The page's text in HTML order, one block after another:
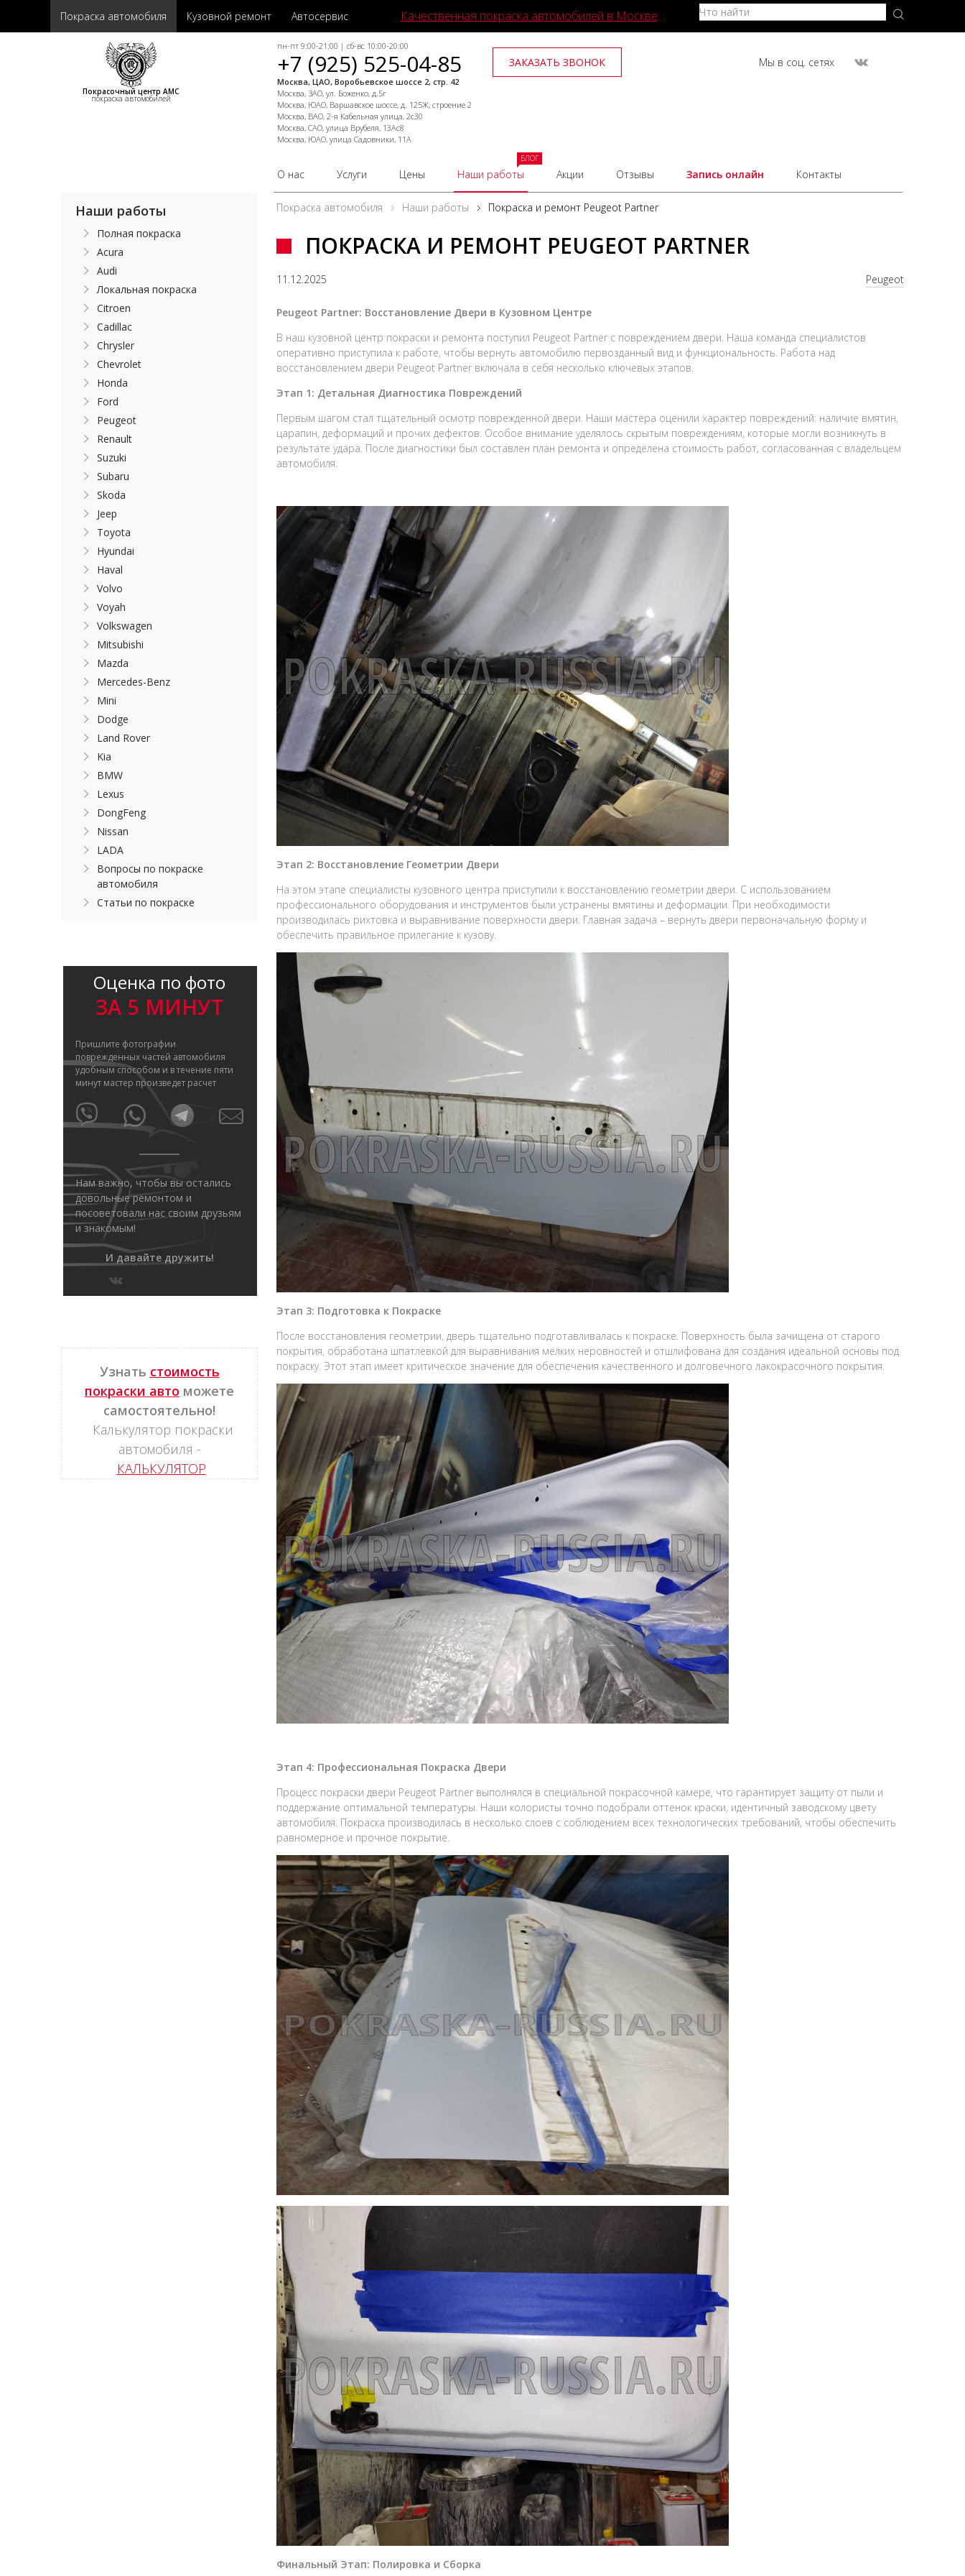
Покраска автомобиля Кузовной ремонт Автосервис Качественная покраска автомобилей в Москве
Покрасочный центр АМС
покраска автомобилей
пн-пт 9:00-21:00 | сб-вс 10:00-20:00
+7 (925) 525-04-85
Москва, ЦАО, Воробьевское шоссе 2, стр. 42
Москва, ЗАО, ул. Боженко, д.5г
Москва, ЮАО, Варшавское шоссе, д. 125Ж, строение 2
Москва, ВАО, 2-я Кабельная улица, 2с30
Москва, САО, улица Врубеля, 13Ас8
Москва, ЮАО, улица Садовники, 11А
ЗАКАЗАТЬ ЗВОНОК Мы в соц. сетях
О нас Услуги Цены Наши работы
БЛОГ
Акции Отзывы Запись онлайн Контакты
Покраска автомобиля Наши работы Покраска и ремонт Peugeot Partner
ПОКРАСКА И РЕМОНТ PEUGEOT PARTNER
11.12.2025 Peugeot
Peugeot Partner: Восстановление Двери в Кузовном Центре
В наш кузовной центр покраски и ремонта поступил Peugeot Partner с повреждением двери. Наша команда специалистов
оперативно приступила к работе, чтобы вернуть автомобилю первозданный вид и функциональность. Работа над
восстановлением двери Peugeot Partner включала в себя несколько ключевых этапов.
Этап 1: Детальная Диагностика Повреждений
Первым шагом стал тщательный осмотр поврежденной двери. Наши мастера оценили характер повреждений: наличие вмятин,
царапин, деформаций и прочих дефектов. Особое внимание уделялось скрытым повреждениям, которые могли возникнуть в
результате удара. После диагностики был составлен план ремонта и определена стоимость работ, согласованная с владельцем
автомобиля.
Этап 2: Восстановление Геометрии Двери
На этом этапе специалисты кузовного центра приступили к восстановлению геометрии двери. С использованием
профессионального оборудования и инструментов были устранены вмятины и деформации. При необходимости
производилась рихтовка и выравнивание поверхности двери. Главная задача – вернуть двери первоначальную форму и
обеспечить правильное прилегание к кузову.
Этап 3: Подготовка к Покраске
После восстановления геометрии, дверь тщательно подготавливалась к покраске. Поверхность была зачищена от старого
покрытия, обработана шпатлевкой для выравнивания мелких неровностей и отшлифована для создания идеальной основы под
покраску. Этот этап имеет критическое значение для обеспечения качественного и долговечного лакокрасочного покрытия.
Этап 4: Профессиональная Покраска Двери
Процесс покраски двери Peugeot Partner выполнялся в специальной покрасочной камере, что гарантирует защиту от пыли и
поддержание оптимальной температуры. Наши колористы точно подобрали оттенок краски, идентичный заводскому цвету
автомобиля. Покраска производилась в несколько слоев с соблюдением всех технологических требований, чтобы обеспечить
равномерное и прочное покрытие.
Финальный Этап: Полировка и Сборка
Наши работы
Полная покраска
Acura
Audi
Локальная покраска
Citroen
Cadillac
Chrysler
Chevrolet
Honda
Ford
Peugeot
Renault
Suzuki
Subaru
Skoda
Jeep
Toyota
Hyundai
Haval
Volvo
Voyah
Volkswagen
Mitsubishi
Mazda
Mercedes-Benz
Mini
Dodge
Land Rover
Kia
BMW
Lexus
DongFeng
Nissan
LADA
Вопросы по покраске
автомобиля
Статьи по покраске
Оценка по фото
ЗА 5 МИНУТ
Пришлите фотографии
поврежденных частей автомобиля
удобным способом и в течение пяти
минут мастер произведет расчет
Нам важно, чтобы вы остались
довольные ремонтом и
посоветовали нас своим друзьям
и знакомым!
И давайте дружить!
Узнать стоимость
покраски авто можете
самостоятельно!
Калькулятор покраски
автомобиля -
КАЛЬКУЛЯТОР